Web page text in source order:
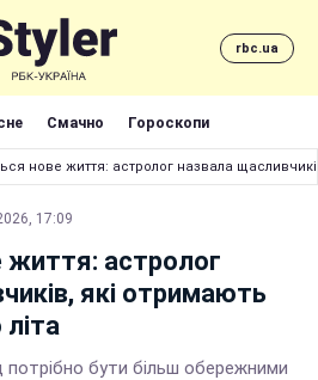
rbc.ua
Смачно Гороскопи
нове життя: астролог назвала
17:09
життя: астролог
які отримають
потрібно бути більш обережними